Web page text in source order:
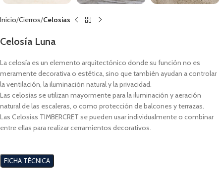
Inicio Cierros Celosias
Celosía Luna
La celosía es un elemento arquitectónico donde su función no es
meramente decorativa o estética, sino que también ayudan a controlar
la ventilación, la iluminación natural y la privacidad.
Las celosías se utilizan mayormente para la iluminación y aeración
natural de las escaleras, o como protección de balcones y terrazas.
Las Celosías TIMBERCRET se pueden usar individualmente o combinar
entre ellas para realizar cerramientos decorativos.
FICHA TÉCNICA